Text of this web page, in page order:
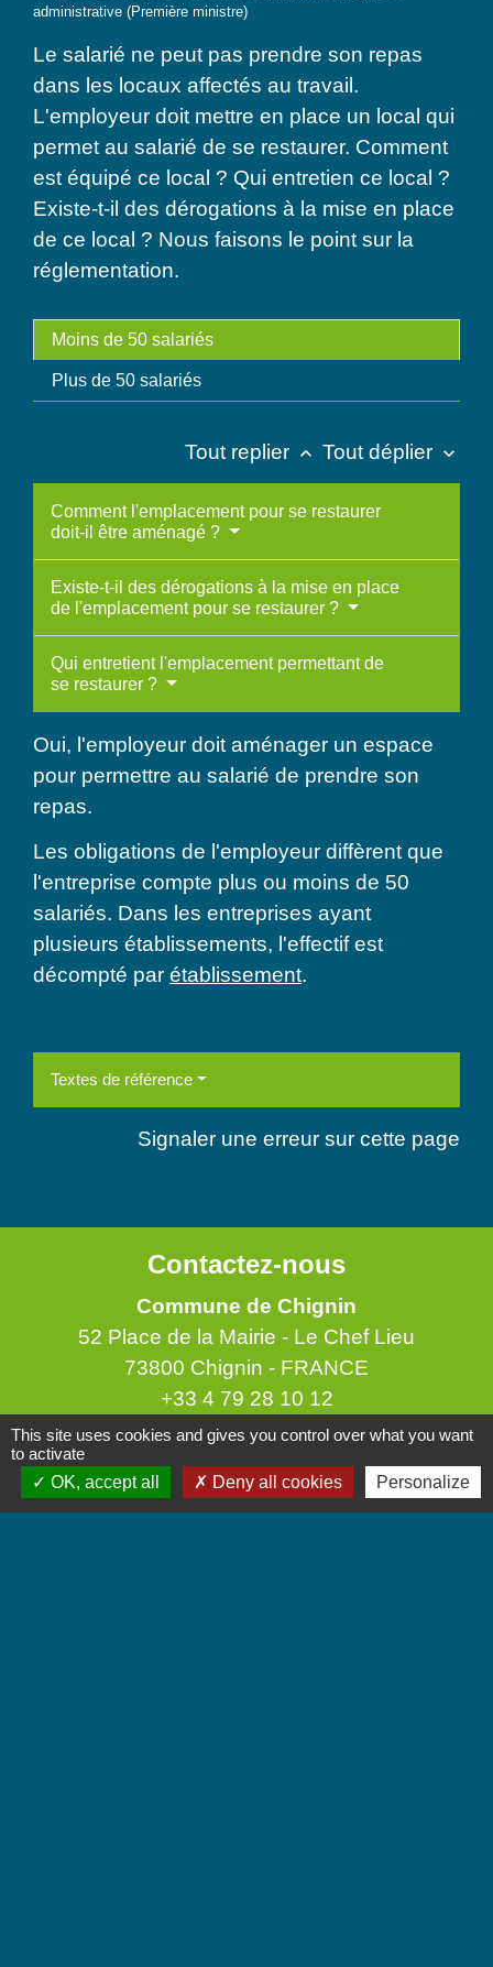
administrative (Première ministre)
Le salarié ne peut pas prendre son repas
dans les locaux affectés au travail.
L'employeur doit mettre en place un local qui
permet au salarié de se restaurer. Comment
est équipé ce local ? Qui entretien ce local ?
Existe-t-il des dérogations à la mise en place
de ce local ? Nous faisons le point sur la
réglementation.
Moins de 50 salariés
Plus de 50 salariés
Tout replier keyboard_arrow_up Tout déplier keyboard_arrow_down
Comment l'emplacement pour se restaurer
doit-il être aménagé ?
Existe-t-il des dérogations à la mise en place
de l'emplacement pour se restaurer ?
Qui entretient l'emplacement permettant de
se restaurer ?
Oui, l'employeur doit aménager un espace
pour permettre au salarié de prendre son
repas.
Les obligations de l'employeur diffèrent que
l'entreprise compte plus ou moins de 50
salariés. Dans les entreprises ayant
plusieurs établissements, l'effectif est
décompté par établissement.
Textes de référence
Signaler une erreur sur cette page
Contactez-nous
Commune de Chignin
52 Place de la Mairie - Le Chef Lieu
73800 Chignin - FRANCE
+33 4 79 28 10 12
Contact par formulaire
Accueil du public
This site uses cookies and gives you control over what you want
to activate
OK, accept all
Deny all cookies Personalize